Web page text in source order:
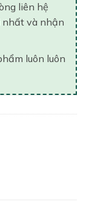
liên hệ
nhất và nhận
luôn luôn